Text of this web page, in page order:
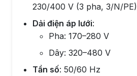
230/400 V (3 pha, 3/N/PE)
Dải điện áp lưới:
Pha: 170–280 V
Dây: 320–480 V
Tần số: 50/60 Hz